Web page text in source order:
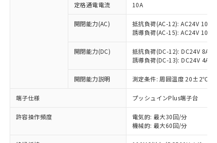
定格通電電流 10A
開閉能力(AC)
抵抗負荷(AC-12): AC24V 10A/
誘導負荷(AC-15): AC24V
開閉能力(DC)
抵抗負荷(DC-12): DC24V 8A/
誘導負荷(DC-13): DC24V 4A/
開閉能力説明 測定条件: 周囲温度 20±2℃、
端子仕様 プッシュインPlus端子台
許容操作頻度
電気的: 最大30回/分
機械的: 最大60回/分
以下の条件をお読みいただき、同意のうえ
ご利用ください。
本サービスは、当社制御機器事業取扱
商品の当社在庫状況および標準価格
(税抜)を提供させていただくもので
当社制御機器事業取扱商品の中には、
ことをご了承ください。
在庫状況および標準価格照会結果は、
記載している更新日時点での社内デー
タに基づき作成されるものであり、閲
対応予定なし：EU RoHS指令（10物質）の
非含有に非対応の商品で、対応品を出す予
定はありません。
調査・確認中：EU RoHS指令（10物質）の
非含有の対応状況を調査中または確認中の
非該当品：ライセンス料など無形物で、有
害物質有無と関係のない商品です。
仕入先様の事情により、非含有部品として
いたものが、含有品と判明した場合などや
むを得ず変更することがあります。
鉛(Pb) 1000ppm以下、 水銀(Hg) 1000ppm以下、 カド
※1 中国RoHS○×表
「○」：最大均質材料含有率が中国RoHSの
基準値以下であることを示します。
「×」：最大均質材料含有率が中国RoHSの
基準値を超えていることを示します。
「－」：未確認です。当社販売部門へお問
い合わせください。
*中国RoHS10物質の基準値 (GB/T26572)：
当社は、これら貴社製品のうち、外国
為替および外国貿易法に定める商品
（以下｢規制貨物等」という）を輸出
または国外への提供する場合は、日本
国政府の輸出許可(または役務取引許